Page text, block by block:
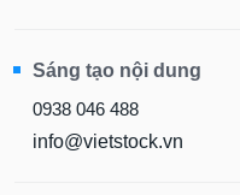
Sáng tạo nội dung
0938 046 488
info@vietstock.vn